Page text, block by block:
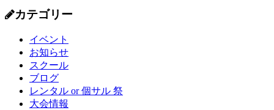
カテゴリー
イベント
お知らせ
スクール
ブログ
レンタル or 個サル 祭
大会情報